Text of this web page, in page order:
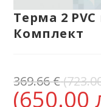
Терма 2
Комплект
369.66€
(650.00